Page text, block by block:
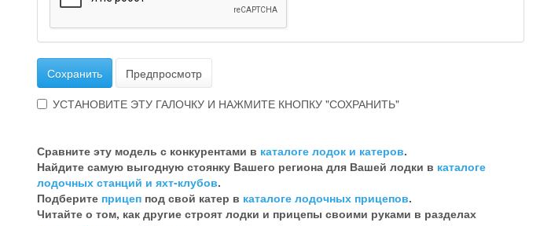
Сохранить
Предпросмотр
УСТАНОВИТЕ ЭТУ ГАЛОЧКУ И НАЖМИТЕ КНОПКУ "СОХРАНИТЬ"
говорит
о
том,
что
Вы
Сравните эту модель с конкурентами в каталоге лодок и катеров.
Найдите самую выгодную стоянку Вашего региона для Вашей лодки в каталоге
лодочных станций и яхт-клубов.
Подберите прицеп под свой катер в каталоге лодочных прицепов.
Читайте о том, как другие строят лодки и прицепы своими руками в разделах